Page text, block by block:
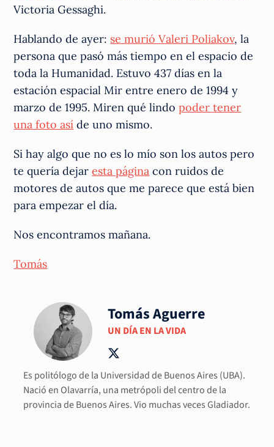
Victoria Gessaghi.
Hablando de ayer: se murió Valeri Poliakov, la
persona que pasó más tiempo en el espacio de
toda la Humanidad. Estuvo 437 días en la
estación espacial Mir entre enero de 1994 y
marzo de 1995. Miren qué lindopoder tener
una foto así de uno mismo.
Si hay algo que no es lo mío son los autos pero
te quería dejaresta página con ruidos de
motores de autos que me parece que está bien
para empezar el día.
Nos encontramos mañana.
Tomás
Tomás Aguerre
UN DÍA EN LA VIDA
Es politólogo de la Universidad de Buenos Aires (UBA).
Nació en Olavarría, una metrópoli del centro de la
provincia de Buenos Aires. Vio muchas veces Gladiador.